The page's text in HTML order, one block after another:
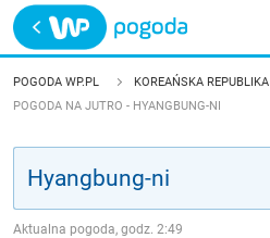
Trwa ładowanie
POLSKA
ŚWIAT
POGODA WP.PL
KOREAŃSKA
POGODA NA JUTRO - HYANGBUNG-NI
Aktualna pogoda, godz. 2:49